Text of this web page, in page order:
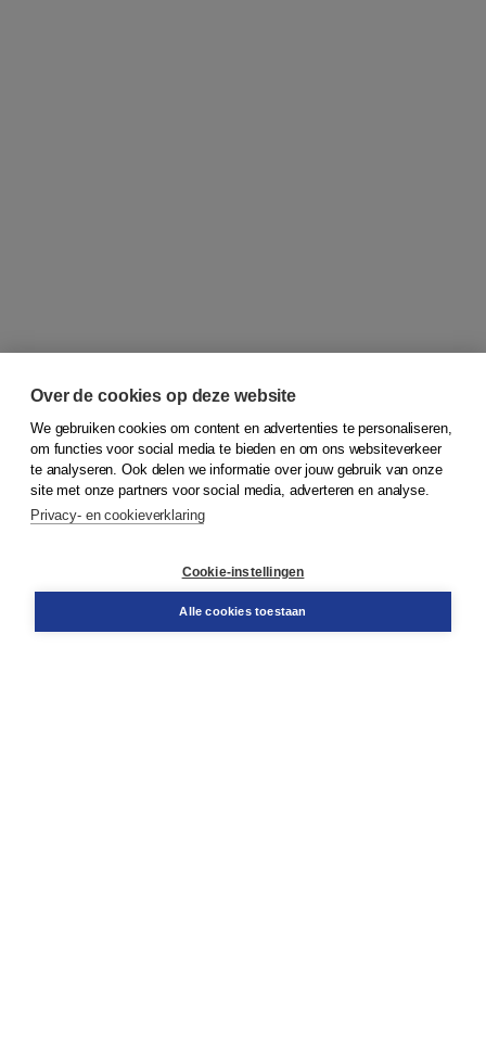
© 2026Koninklijke Boom uitgevers
Bestellen
Over de cookies op deze website
We gebruiken cookies om content en advertenties te personaliseren,
om functies voor social media te bieden en om ons websiteverkeer
te analyseren. Ook delen we informatie over jouw gebruik van onze
site met onze partners voor social media, adverteren en analyse.
Privacy- en cookieverklaring
Cookie-instellingen
Alle cookies toestaan